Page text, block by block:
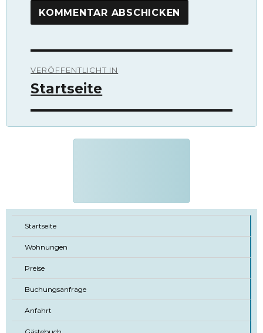
VERÖFFENTLICHT IN
Startseite
Startseite
Wohnungen
Preise
Buchungsanfrage
Anfahrt